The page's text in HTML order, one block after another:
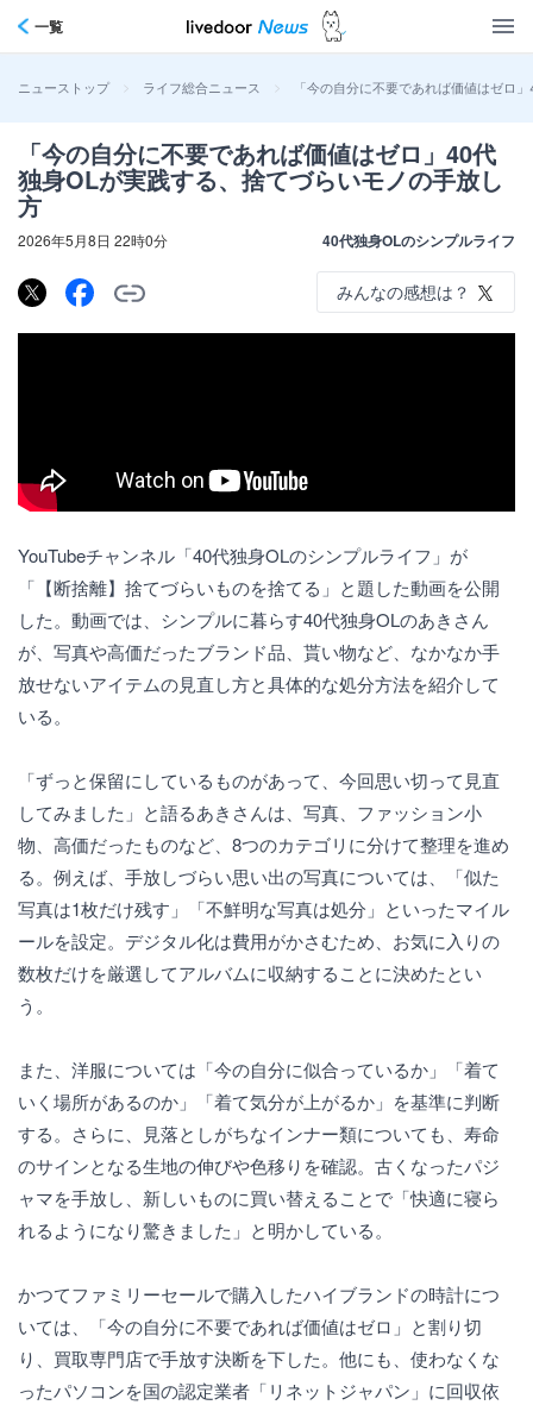
一覧
ニューストップ > ライフ総合ニュース > 「今の自分に不要であれば価値はゼロ
「今の自分に不要であれば価値はゼロ」40代
独身OLが実践する、捨てづらいモノの手放し
方
2026年5月8日 22時0分 40代独身OLのシンプルライフ
みんなの感想は？
YouTubeチャンネル「40代独身OLのシンプルライフ」が
「【断捨離】捨てづらいものを捨てる」と題した動画を公開
した。動画では、シンプルに暮らす40代独身OLのあきさん
が、写真や高価だったブランド品、貰い物など、なかなか手
放せないアイテムの見直し方と具体的な処分方法を紹介して
いる。
「ずっと保留にしているものがあって、今回思い切って見直
してみました」と語るあきさんは、写真、ファッション小
物、高価だったものなど、8つのカテゴリに分けて整理を進め
る。例えば、手放しづらい思い出の写真については、「似た
写真は1枚だけ残す」「不鮮明な写真は処分」といったマイル
ールを設定。デジタル化は費用がかさむため、お気に入りの
数枚だけを厳選してアルバムに収納することに決めたとい
う。
また、洋服については「今の自分に似合っているか」「着て
いく場所があるのか」「着て気分が上がるか」を基準に判断
する。さらに、見落としがちなインナー類についても、寿命
のサインとなる生地の伸びや色移りを確認。古くなったパジ
ャマを手放し、新しいものに買い替えることで「快適に寝ら
れるようになり驚きました」と明かしている。
かつてファミリーセールで購入したハイブランドの時計につ
いては、「今の自分に不要であれば価値はゼロ」と割り切
り、買取専門店で手放す決断を下した。他にも、使わなくな
ったパソコンを国の認定業者「リネットジャパン」に回収依